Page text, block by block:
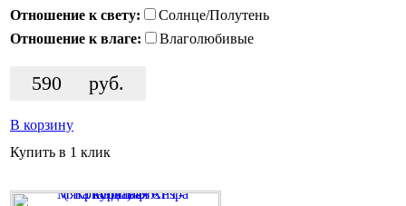
Отношение к свету:
Солнце/Полутень
Отношение к влаге:
Влаголюбивые
590 руб.
В корзину
Купить в 1 клик